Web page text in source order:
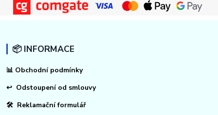
📦 INFORMACE
📊 Obchodní podmínky
↩ Odstoupení od smlouvy
🛠 Reklamační formulář